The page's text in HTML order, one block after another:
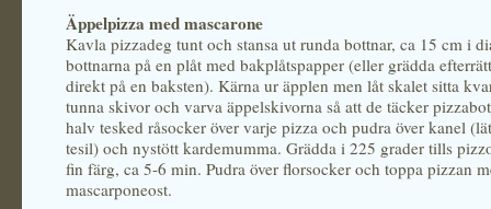
Äppelpizza med mascarone
Kavla pizzadeg tunt och stansa ut runda bottnar, ca 15 cm i
bottnarna på en plåt med bakplåtspapper (eller grädda
direkt på en baksten). Kärna ur äpplen men låt skalet sitta
tunna skivor och varva äppelskivorna så att de täcker
halv tesked råsocker över varje pizza och pudra över kanel
tesil) och nystött kardemumma. Grädda i 225 grader tills
fin färg, ca 5-6 min. Pudra över florsocker och toppa pizzan
mascarponeost.